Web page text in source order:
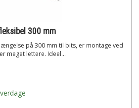
300 mm
på 300 mm til bits, er montage ved
meget lettere. Ideel...